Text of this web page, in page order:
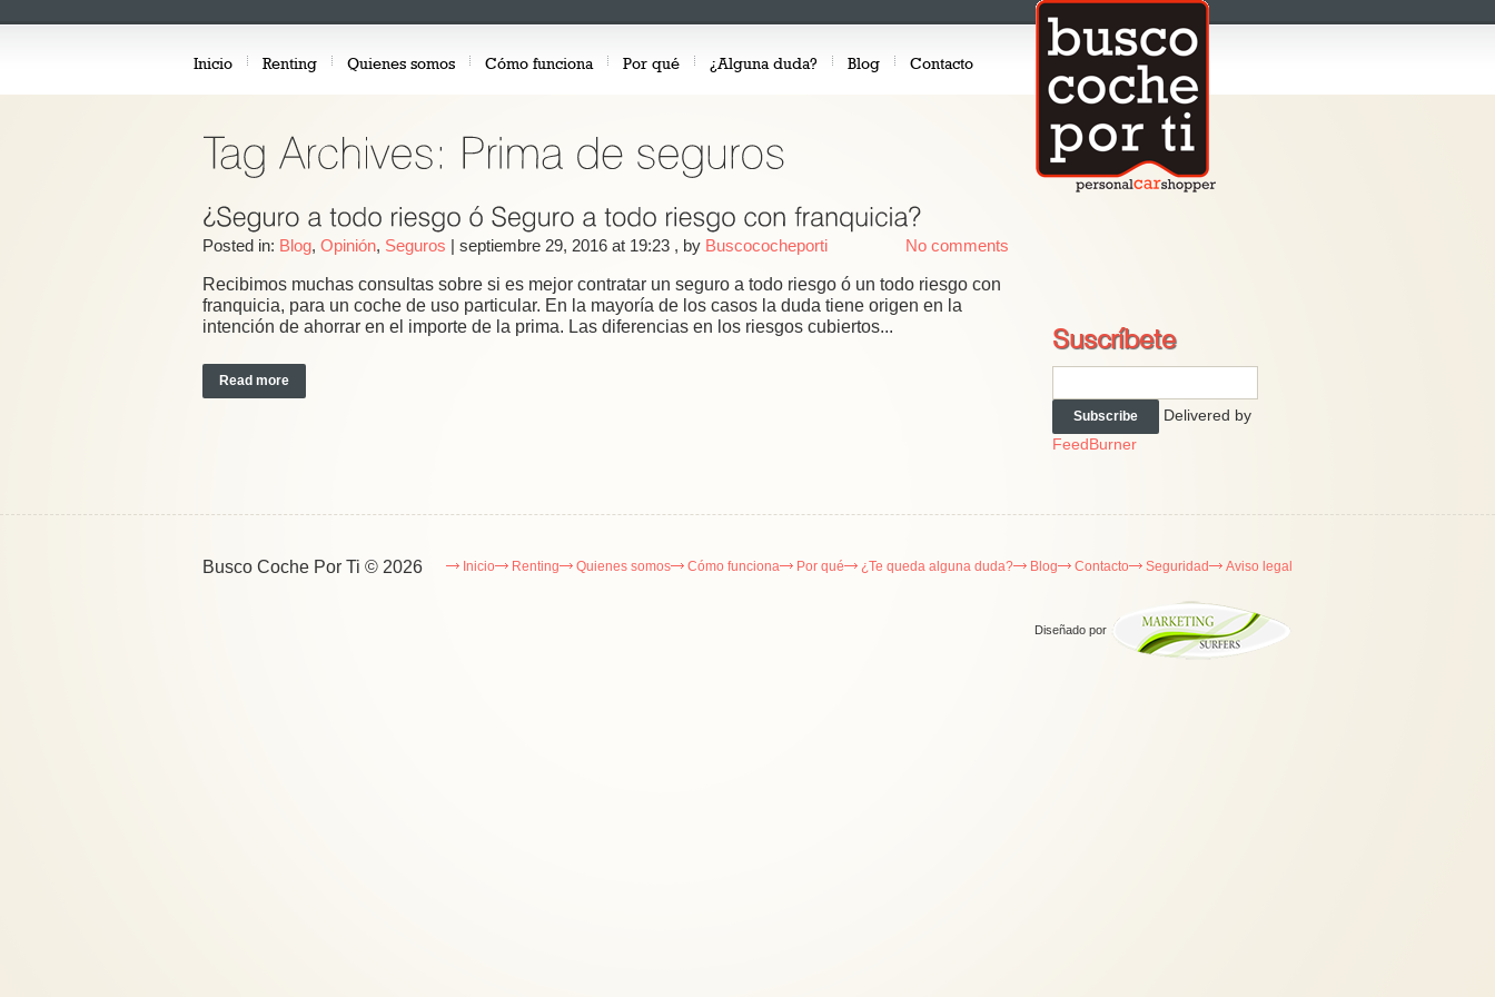
Inicio Renting Quienes somos Cómo funciona Por qué ¿Alguna duda? Blog Contacto
Posted in: Blog, Opinión, Seguros septiembre 29, 2016 at 19:23 , by Buscococheporti No comments
Recibimos muchas consultas sobre si es mejor contratar un seguro a todo riesgo ó un todo riesgo con
franquicia, para un coche de uso particular. En la mayoría de los casos la duda tiene origen en la
intención de ahorrar en el importe de la prima. Las diferencias en los riesgos cubiertos...
Read more
Suscríbete
Delivered by
FeedBurner
Inicio Renting Quienes somos Cómo funciona Por qué ¿Te queda alguna duda? Blog Contacto Seguridad Aviso legal
Busco Coche Por Ti © 2026
Diseñado por